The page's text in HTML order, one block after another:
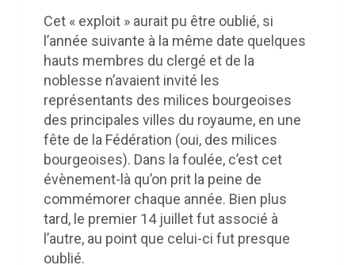
Cet « exploit » aurait pu être oublié, si
l’année suivante à la même date quelques
hauts membres du clergé et de la
noblesse n’avaient invité les
représentants des milices bourgeoises
des principales villes du royaume, en une
fête de la Fédération (oui, des milices
bourgeoises). Dans la foulée, c’est cet
évènement-là qu’on prit la peine de
commémorer chaque année. Bien plus
tard, le premier 14 juillet fut associé à
l’autre, au point que celui-ci fut presque
oublié.